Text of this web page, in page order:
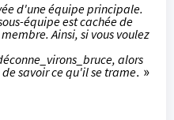
d'une équipe principale.
équipe est cachée de
Ainsi, si vous voulez
alors
savoir ce qu'il se trame. »